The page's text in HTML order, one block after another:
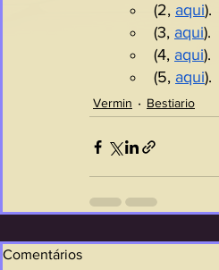
(2, aqui).
(3, aqui).
(4, aqui).
(5, aqui).
Vermin Bestiario
Comentários